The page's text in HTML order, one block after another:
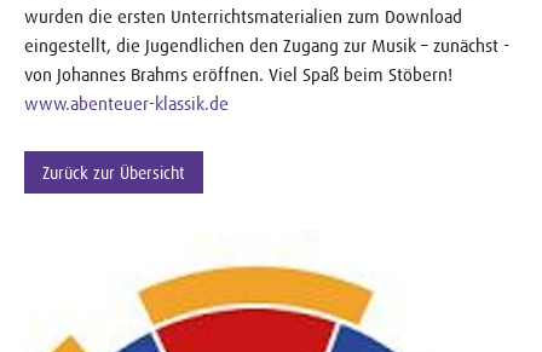
wurden die ersten Unterrichtsmaterialien zum Download
eingestellt, die Jugendlichen den Zugang zur Musik – zunächst -
von Johannes Brahms eröffnen. Viel Spaß beim Stöbern!
www.abenteuer-klassik.de
Zurück zur Übersicht